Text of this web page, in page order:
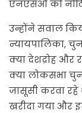
एनएसओ को
उन्होंने सवाल
न्यायपालिका,
क्या देशद्रोह और
क्या लोकसभा
जासूसी करवा
खरीदा गया और